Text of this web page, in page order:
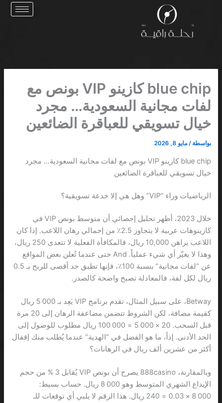
blue chip كازينو VIP بونص مع
لفات مجانية السعودية… مجرد
خيال تسويقي للعباقرة الضائعين
بواسطة /مايو 8, 2026
blue chip كازينو VIP بونص مع لفات مجانية السعودية… مجرد
خيال تسويقي للعباقرة الضائعين
الرياضيات وراء “VIP” وهل هي إلا خدعة تسويقية؟
خلال 2023، أظهر تحليل إحصائي أن متوسط بونص VIP في
كازينوهات عربية لا يتجاوز 2.5٪ من إجمالي رهان اللاعب. إذا كان
اللاعب يراهن 10,000 ريال، فالمكافأة الفعلية لا تتعدى 250 ريال،
وهذا لا يغيّر أي شيء عملياً. And حتى عندما تُعلن بعض المواقع
عن “لفات مجانية” بنسبة 100٪، فإنها تطبق حد أقصى للربح بـ 0.5
ريال لكل لفة، فالمعادلة تصبح واضحة كالصدر.
Betway، على سبيل المثال، تقدم برنامج VIP يَعِد بـ 5 000 ريال
كقيمة مضافة، لكن الشروط تتضمن مضاعفة الرهان إلى 20 مرة
قبل السحب. 20 × 5 000 = 100 000 ريال مطلوب للوصول إلى
الحد الأدنى. إذاً، ما هو الفضل في “الهدية” عندما يُطلب منك إقفال
أكثر من عشرين ألف ريال في الرهانات؟
وبالمقارنة، 888casino يصرح أن بونص VIP يُقابل 3 % من حجم
الإيداع الشهري المتوسط وهو 8 000 ريال. حساب بسيط:
8 000 × 0.03 = 240 ريال. هذا الرقم لا يلبي أي توقعات للـ